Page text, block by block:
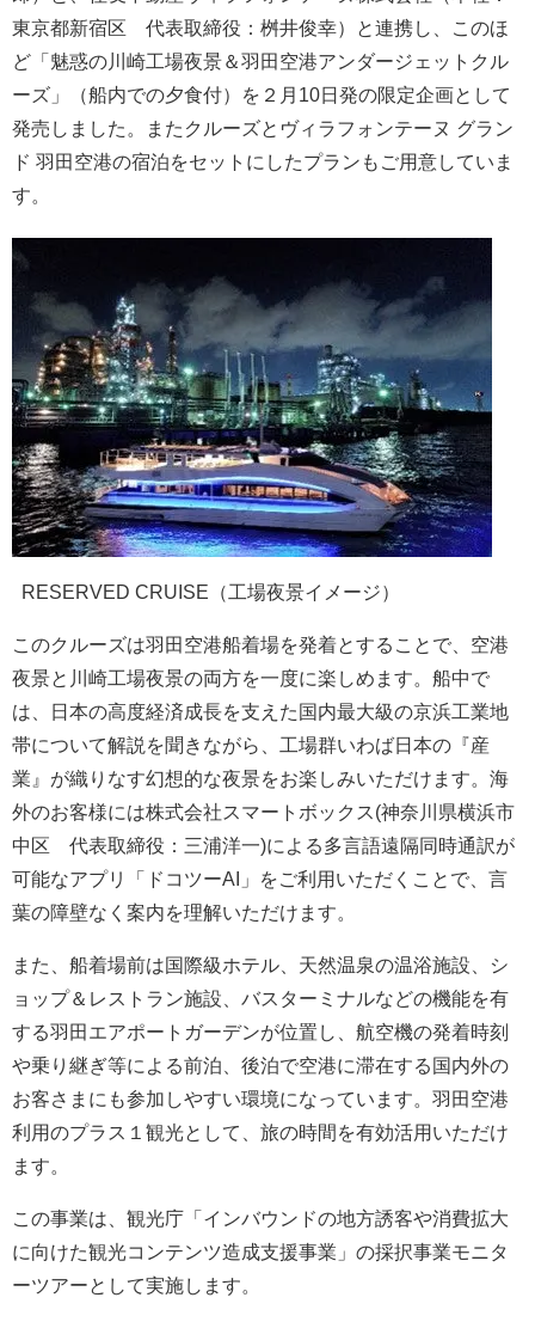
東京都新宿区 代表取締役：桝井俊幸）と連携し、このほ
ど「魅惑の川崎工場夜景＆羽田空港アンダージェットクル
ーズ」（船内での夕食付）を２月10日発の限定企画として
発売しました。またクルーズとヴィラフォンテーヌ グラン
ド 羽田空港の宿泊をセットにしたプランもご用意していま
す。
RESERVED CRUISE（工場夜景イメージ）
このクルーズは羽田空港船着場を発着とすることで、空港
夜景と川崎工場夜景の両方を一度に楽しめます。船中で
は、日本の高度経済成長を支えた国内最大級の京浜工業地
帯について解説を聞きながら、工場群いわば日本の『産
業』が織りなす幻想的な夜景をお楽しみいただけます。海
外のお客様には株式会社スマートボックス(神奈川県横浜市
中区 代表取締役：三浦洋一)による多言語遠隔同時通訳が
可能なアプリ「ドコツーAI」をご利用いただくことで、言
葉の障壁なく案内を理解いただけます。
また、船着場前は国際級ホテル、天然温泉の温浴施設、シ
ョップ＆レストラン施設、バスターミナルなどの機能を有
する羽田エアポートガーデンが位置し、航空機の発着時刻
や乗り継ぎ等による前泊、後泊で空港に滞在する国内外の
お客さまにも参加しやすい環境になっています。羽田空港
利用のプラス１観光として、旅の時間を有効活用いただけ
ます。
この事業は、観光庁「インバウンドの地方誘客や消費拡大
に向けた観光コンテンツ造成支援事業」の採択事業モニタ
ーツアーとして実施します。